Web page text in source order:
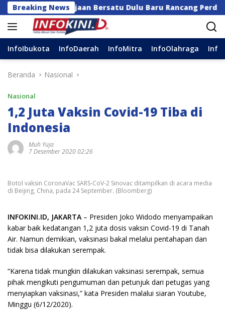
Langsung
ke
konten
Breaking News
Kerajaan Bersatu Dulu Baru Rancang Perda Baru!
InfoIbukota InfoDaerah InfoMitra InfoOlahraga
Beranda Nasional
Nasional
1,2 Juta Vaksin Covid-19 Tiba di
Indonesia
Muh Yuja
7 Desember 2020 02:26
Botol vaksin CoronaVac SARS-CoV-2 Sinovac ditampilkan di acara media
di Beijing, China, pada 24 September. (Bloomberg)
INFOKINI.ID, JAKARTA – Presiden Joko Widodo menyampaikan
kabar baik kedatangan 1,2 juta dosis vaksin Covid-19 di Tanah
Air. Namun demikian, vaksinasi bakal melalui pentahapan dan
tidak bisa dilakukan serempak.
“Karena tidak mungkin dilakukan vaksinasi serempak, semua
pihak mengikuti pengumuman dan petunjuk dari petugas yang
menyiapkan vaksinasi,” kata Presiden malalui siaran Youtube,
Minggu (6/12/2020).